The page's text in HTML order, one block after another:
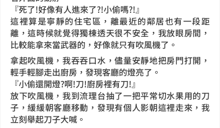
『死了!好像有人進來了?!小偷嗎?!』
這裡算是寧靜的住宅區，離最近的鄰居也有一段距
離，這時候就覺得獨棟透天很不安全，我放眼房間，
比較能拿來當武器的，好像就只有吹風機了。
拿起吹風機，我吞吞口水，儘量安靜地把房門打開，
輕手輕腳走出廚房，發現客廳的燈亮了。
『小偷還開燈?啊!刀!廚房裡有刀!』
放下吹風機，我到流理台抽了一把平常切水果用的刀
子，緩緩朝客廳移動，發現有個人影朝這裡走來，我
立刻舉起刀子大喊。